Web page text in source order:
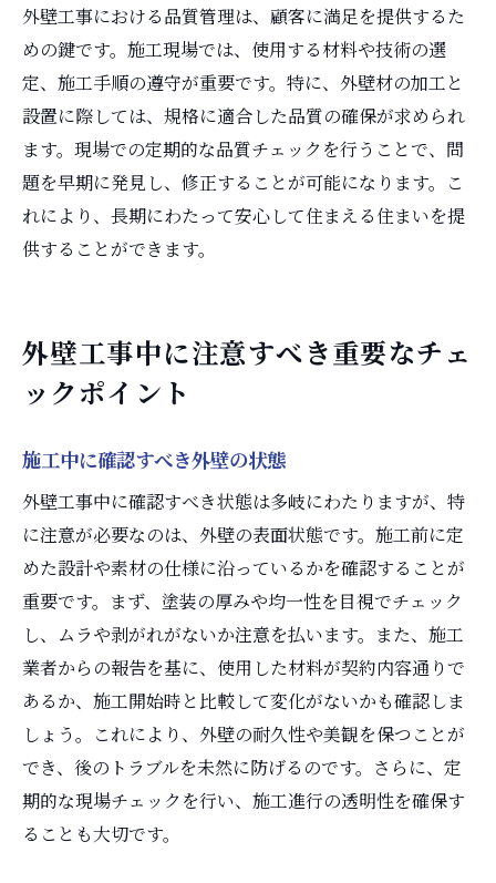
外壁工事における品質管理は、顧客に満足を提供するた
めの鍵です。施工現場では、使用する材料や技術の選
定、施工手順の遵守が重要です。特に、外壁材の加工と
設置に際しては、規格に適合した品質の確保が求められ
ます。現場での定期的な品質チェックを行うことで、問
題を早期に発見し、修正することが可能になります。こ
れにより、長期にわたって安心して住まえる住まいを提
供することができます。
外壁工事中に注意すべき重要なチェ
ックポイント
施工中に確認すべき外壁の状態
外壁工事中に確認すべき状態は多岐にわたりますが、特
に注意が必要なのは、外壁の表面状態です。施工前に定
めた設計や素材の仕様に沿っているかを確認することが
重要です。まず、塗装の厚みや均一性を目視でチェック
し、ムラや剥がれがないか注意を払います。また、施工
業者からの報告を基に、使用した材料が契約内容通りで
あるか、施工開始時と比較して変化がないかも確認しま
しょう。これにより、外壁の耐久性や美観を保つことが
でき、後のトラブルを未然に防げるのです。さらに、定
期的な現場チェックを行い、施工進行の透明性を確保す
ることも大切です。